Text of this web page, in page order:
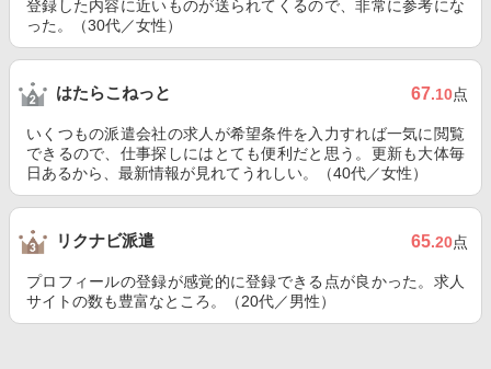
登録した内容に近いものが送られてくるので、非常に参考にな
った。（30代／女性）
はたらこねっと 67.10点
いくつもの派遣会社の求人が希望条件を入力すれば一気に閲覧
できるので、仕事探しにはとても便利だと思う。更新も大体毎
日あるから、最新情報が見れてうれしい。（40代／女性）
リクナビ派遣 65.20点
プロフィールの登録が感覚的に登録できる点が良かった。求人
サイトの数も豊富なところ。（20代／男性）